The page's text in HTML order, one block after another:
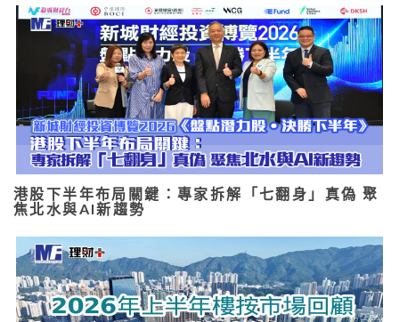
港股下半年布局關鍵：專家拆解「七翻身」真偽 聚
焦北水與AI新趨勢